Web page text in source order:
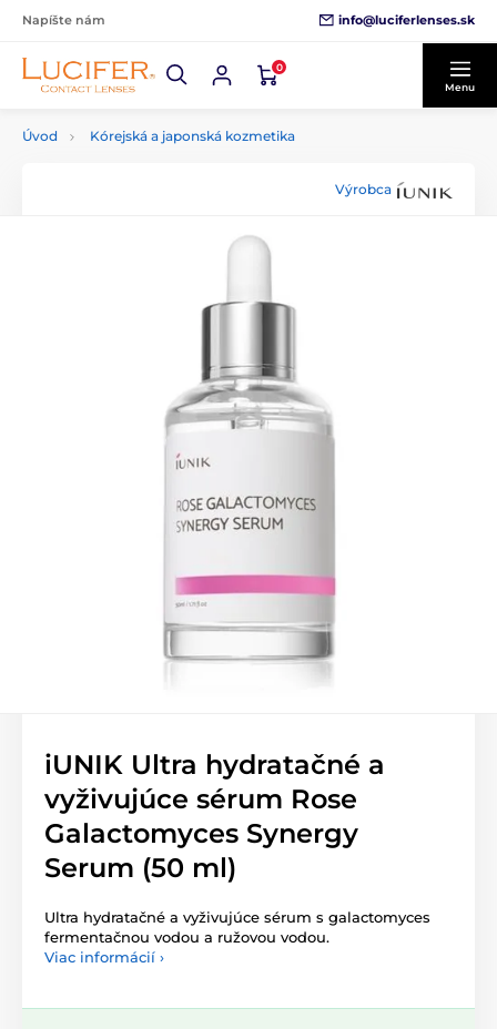
Napíšte nám info@luciferlenses.sk
0
Menu
Úvod Kórejská a japonská kozmetika
Výrobca
iUNIK Ultra hydratačné a
vyživujúce sérum Rose
Galactomyces Synergy
Serum (50 ml)
Ultra hydratačné a vyživujúce sérum s galactomyces
fermentačnou vodou a ružovou vodou.
Viac informácií ›